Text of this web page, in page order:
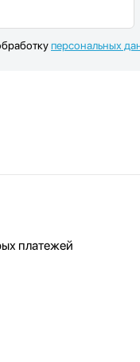
персональных
платежей